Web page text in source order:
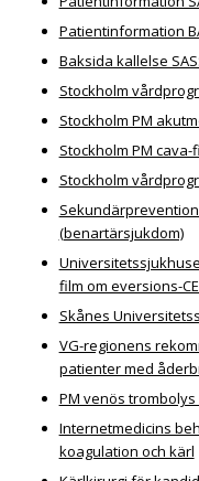
Patientinformation
Baksida kallelse
Stockholm
Stockholm PM
Stockholm PM cava-
Stockholm
(benartärsjukdom)
film om eversions-
Skånes
VG-regionens
patienter med
PM venös trombolys
Internetmedicins
koagulation och kärl